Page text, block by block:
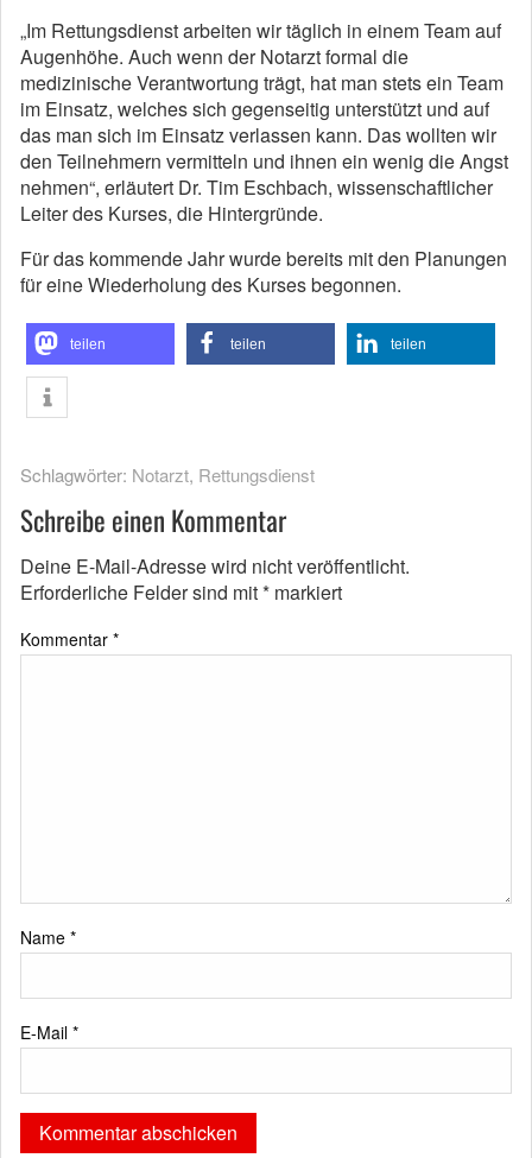
„Im Rettungsdienst arbeiten wir täglich in einem Team auf
Augenhöhe. Auch wenn der Notarzt formal die
medizinische Verantwortung trägt, hat man stets ein Team
im Einsatz, welches sich gegenseitig unterstützt und auf
das man sich im Einsatz verlassen kann. Das wollten wir
den Teilnehmern vermitteln und ihnen ein wenig die Angst
nehmen“, erläutert Dr. Tim Eschbach, wissenschaftlicher
Leiter des Kurses, die Hintergründe.
Für das kommende Jahr wurde bereits mit den Planungen
für eine Wiederholung des Kurses begonnen.
teilen teilen teilen
Schlagwörter: Notarzt, Rettungsdienst
Schreibe einen Kommentar
Deine E-Mail-Adresse wird nicht veröffentlicht.
Erforderliche Felder sind mit* markiert
Kommentar *
Name *
E-Mail *